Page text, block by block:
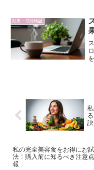
効果・成分検証
訣
私の完全美容食をお得にお
法！購入前に知るべき注意
報